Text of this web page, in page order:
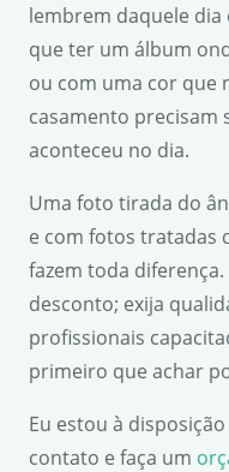
lembrem daquele
que ter um álbum
ou com uma cor que
casamento precisam
aconteceu no dia.
Uma foto tirada do
e com fotos tratadas
fazem toda
desconto; exija
profissionais
primeiro que achar
Eu estou à
contato e faça um